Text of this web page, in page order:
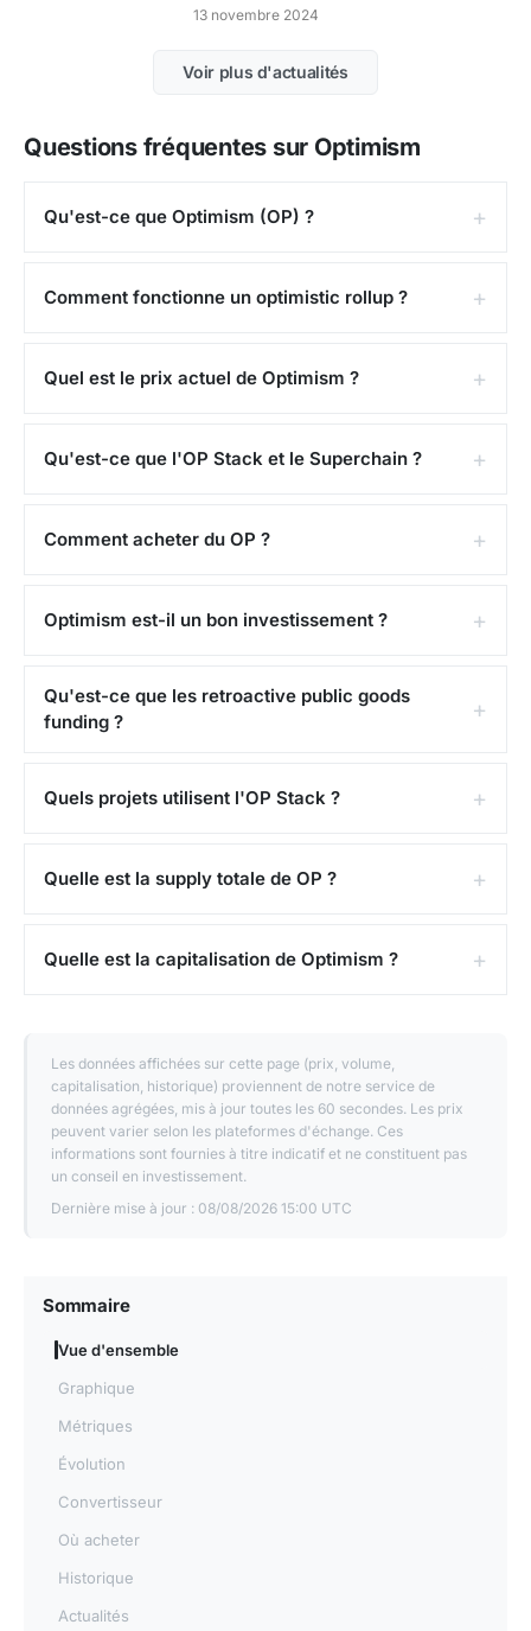
13 novembre 2024
Voir plus d'actualités
Questions fréquentes sur Optimism
Qu'est-ce que Optimism (OP) ?
Comment fonctionne un optimistic rollup ?
Quel est le prix actuel de Optimism ?
Qu'est-ce que l'OP Stack et le Superchain ?
Comment acheter du OP ?
Optimism est-il un bon investissement ?
Qu'est-ce que les retroactive public goods
funding ?
Quels projets utilisent l'OP Stack ?
Quelle est la supply totale de OP ?
Quelle est la capitalisation de Optimism ?
Les données affichées sur cette page (prix, volume,
capitalisation, historique) proviennent de notre service de
données agrégées, mis à jour toutes les 60 secondes. Les prix
peuvent varier selon les plateformes d'échange. Ces
informations sont fournies à titre indicatif et ne constituent pas
un conseil en investissement.
Dernière mise à jour : 08/08/2026 15:00 UTC
Sommaire
Vue d'ensemble
Graphique
Métriques
Évolution
Convertisseur
Où acheter
Historique
Actualités